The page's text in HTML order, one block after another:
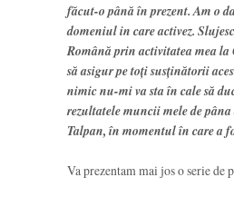
făcut-o până în prezent. Am o
domeniul in care activez.
Română prin activitatea mea la
să asigur pe toți susținătorii
nimic nu-mi va sta în cale să
rezultatele muncii mele de pâna
Talpan, în momentul în care a
Va prezentam mai jos o serie de